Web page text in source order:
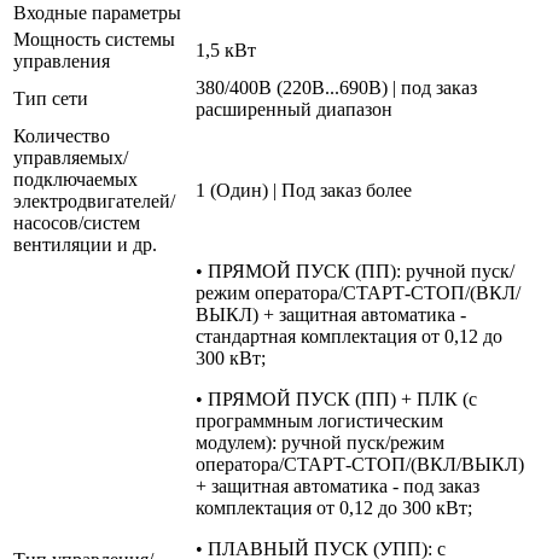
Входные параметры
Мощность системы
управления
1,5 кВт
Тип сети
380/400В (220В...690В) | под заказ
расширенный диапазон
Количество
управляемых/
подключаемых
электродвигателей/
насосов/систем
вентиляции и др.
1 (Один) | Под заказ более
• ПРЯМОЙ ПУСК (ПП): ручной пуск/
режим оператора/СТАРТ-СТОП/(ВКЛ/
ВЫКЛ) + защитная автоматика -
стандартная комплектация от 0,12 до
300 кВт;
• ПРЯМОЙ ПУСК (ПП) + ПЛК (с
программным логистическим
модулем): ручной пуск/режим
оператора/СТАРТ-СТОП/(ВКЛ/ВЫКЛ)
+ защитная автоматика - под заказ
комплектация от 0,12 до 300 кВт;
• ПЛАВНЫЙ ПУСК (УПП): с